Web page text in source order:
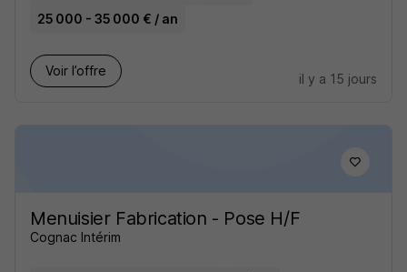
25 000 - 35 000 € / an
Voir l’offre
il y a 15 jours
Menuisier Fabrication - Pose H/F
Cognac Intérim